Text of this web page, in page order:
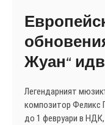
Жуан“
Легендарният
композитор Феликс
до 1 февруари в